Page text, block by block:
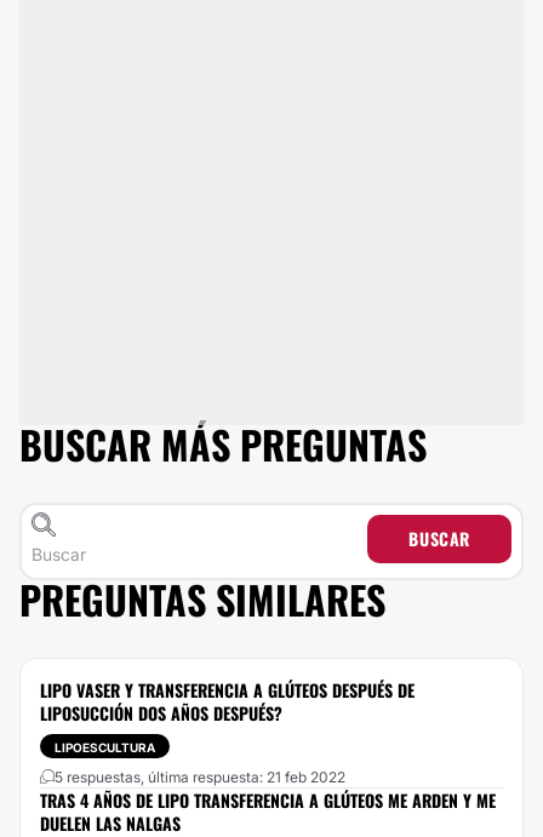
BUSCAR MÁS PREGUNTAS
BUSCAR
PREGUNTAS SIMILARES
LIPO VASER Y TRANSFERENCIA A GLÚTEOS DESPUÉS DE
LIPOSUCCIÓN DOS AÑOS DESPUÉS?
LIPOESCULTURA
5 respuestas, última respuesta: 21 feb 2022
TRAS 4 AÑOS DE LIPO TRANSFERENCIA A GLÚTEOS ME ARDEN Y ME
DUELEN LAS NALGAS